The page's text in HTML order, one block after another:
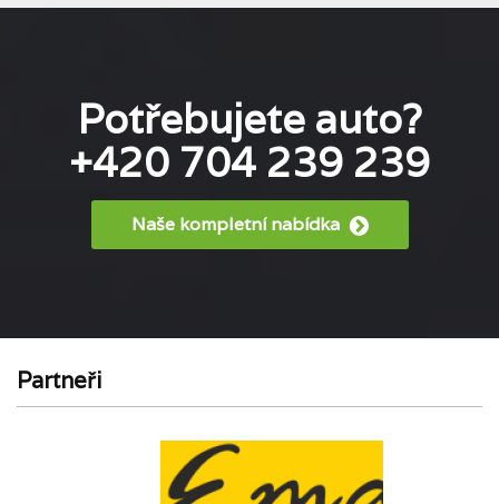
Potřebujete auto?
+420 704 239 239
Naše kompletní nabídka
Partneři